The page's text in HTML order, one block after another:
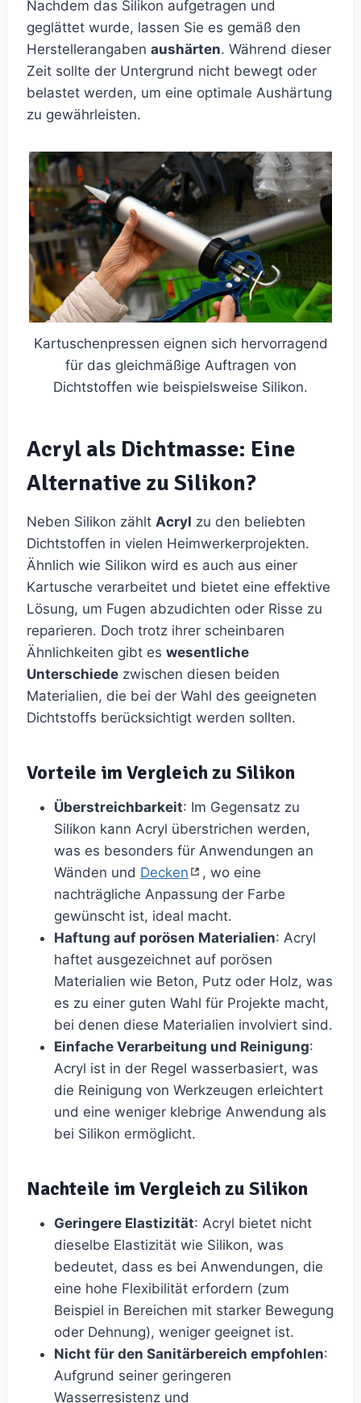
Nachdem das Silikon aufgetragen und
geglättet wurde, lassen Sie es gemäß den
Herstellerangaben aushärten. Während dieser
Zeit sollte der Untergrund nicht bewegt oder
belastet werden, um eine optimale Aushärtung
zu gewährleisten.
Kartuschenpressen eignen sich hervorragend
für das gleichmäßige Auftragen von
Dichtstoffen wie beispielsweise Silikon.
Acryl als Dichtmasse: Eine
Alternative zu Silikon?
Neben Silikon zählt Acryl zu den beliebten
Dichtstoffen in vielen Heimwerkerprojekten.
Ähnlich wie Silikon wird es auch aus einer
Kartusche verarbeitet und bietet eine effektive
Lösung, um Fugen abzudichten oder Risse zu
reparieren. Doch trotz ihrer scheinbaren
Ähnlichkeiten gibt es wesentliche
Unterschiede zwischen diesen beiden
Materialien, die bei der Wahl des geeigneten
Dichtstoffs berücksichtigt werden sollten.
Vorteile im Vergleich zu Silikon
Überstreichbarkeit: Im Gegensatz zu
Silikon kann Acryl überstrichen werden,
was es besonders für Anwendungen an
Wänden und Decken
, wo eine
nachträgliche Anpassung der Farbe
gewünscht ist, ideal macht.
Haftung auf porösen Materialien: Acryl
haftet ausgezeichnet auf porösen
Materialien wie Beton, Putz oder Holz, was
es zu einer guten Wahl für Projekte macht,
bei denen diese Materialien involviert sind.
Einfache Verarbeitung und Reinigung:
Acryl ist in der Regel wasserbasiert, was
die Reinigung von Werkzeugen erleichtert
und eine weniger klebrige Anwendung als
bei Silikon ermöglicht.
Nachteile im Vergleich zu Silikon
Geringere Elastizität: Acryl bietet nicht
dieselbe Elastizität wie Silikon, was
bedeutet, dass es bei Anwendungen, die
eine hohe Flexibilität erfordern (zum
Beispiel in Bereichen mit starker Bewegung
oder Dehnung), weniger geeignet ist.
Nicht für den Sanitärbereich empfohlen:
Aufgrund seiner geringeren
Wasserresistenz und